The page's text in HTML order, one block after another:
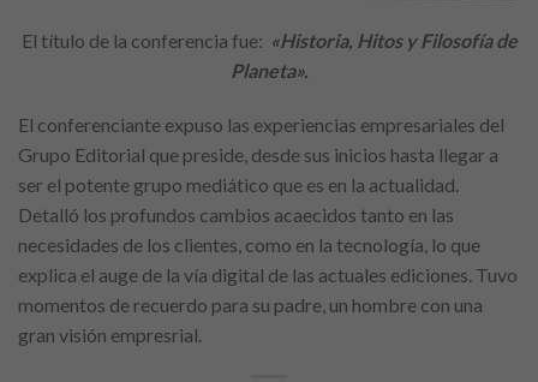
El título de la conferencia fue: «Historia, Hitos y Filosofía de
Planeta».
El conferenciante expuso las experiencias empresariales del
Grupo Editorial que preside, desde sus inicios hasta llegar a
ser el potente grupo mediático que es en la actualidad.
Detalló los profundos cambios acaecidos tanto en las
necesidades de los clientes, como en la tecnología, lo que
explica el auge de la vía digital de las actuales ediciones. Tuvo
momentos de recuerdo para su padre, un hombre con una
gran visión empresrial.